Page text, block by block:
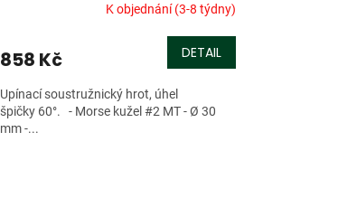
K objednání (3-8 týdny)
858 Kč DETAIL
Upínací soustružnický hrot, úhel
špičky 60°. - Morse kužel #2 MT - Ø 30
mm -...